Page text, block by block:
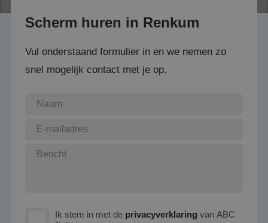
Scherm huren in Renkum
Vul onderstaand formulier in en we nemen zo
snel mogelijk contact met je op.
Ik stem in met de privacyverklaring van ABC